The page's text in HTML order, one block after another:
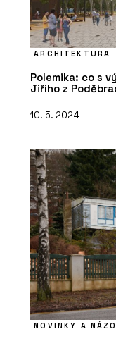
ARCHITEKTURA
Polemika: co s
Jiřího z
10. 5. 2024
NOVINKY A